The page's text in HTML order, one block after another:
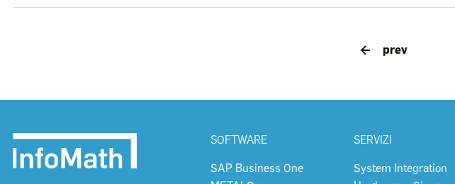
prev
SOFTWARE
SAP Business One
SERVIZI
System Integration